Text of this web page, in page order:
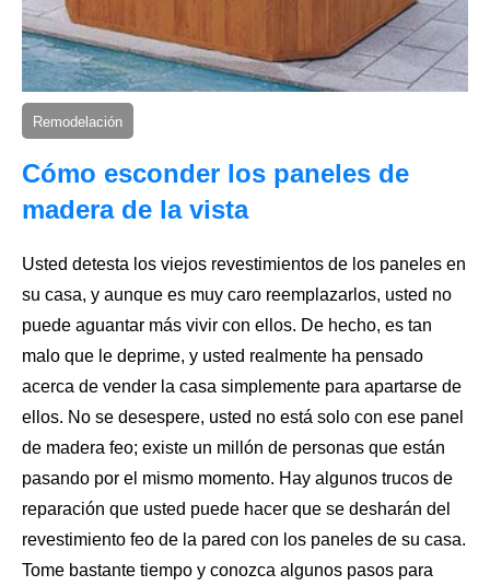
Remodelación
Cómo esconder los paneles de
madera de la vista
Usted detesta los viejos revestimientos de los paneles en
su casa, y aunque es muy caro reemplazarlos, usted no
puede aguantar más vivir con ellos. De hecho, es tan
malo que le deprime, y usted realmente ha pensado
acerca de vender la casa simplemente para apartarse de
ellos. No se desespere, usted no está solo con ese panel
de madera feo; existe un millón de personas que están
pasando por el mismo momento. Hay algunos trucos de
reparación que usted puede hacer que se desharán del
revestimiento feo de la pared con los paneles de su casa.
Tome bastante tiempo y conozca algunos pasos para